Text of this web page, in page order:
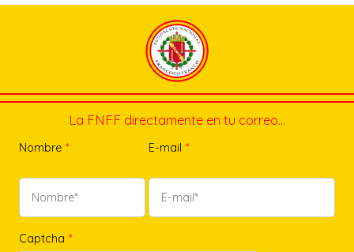
La FNFF directamente en tu correo…
Nombre * E-mail *
Captcha *